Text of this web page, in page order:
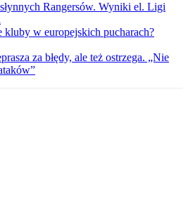
Rangersów. Wyniki el. Ligi
kluby w europejskich pucharach?
za błędy, ale też ostrzega. „Nie